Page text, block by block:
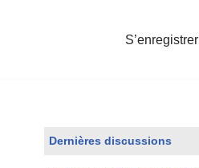
S’enregistrer
Dernières discussions